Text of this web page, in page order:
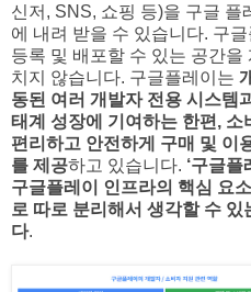
신저, SNS, 쇼핑 등)을 구글 플
에 내려 받을 수 있습니다. 구
등록 및 배포할 수 있는 공간
치지 않습니다. 구글플레이는
동된 여러 개발자 전용 시스템
태계 성장에 기여하는 한편,
편리하고 안전하게 구매 및 이
를 제공하고 있습니다. ‘구글
구글플레이 인프라의 핵심 요
로 따로 분리해서 생각할 수 있
다.